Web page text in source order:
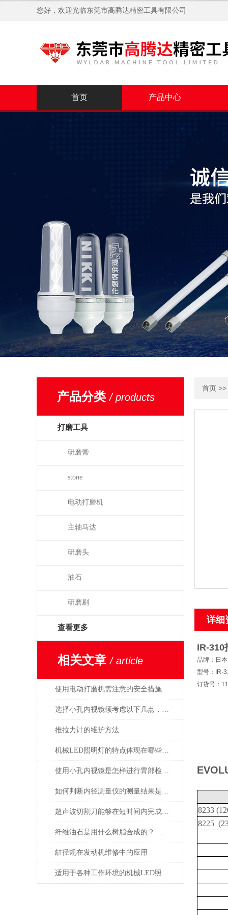
您好，欢迎光临东莞市高腾达精密工具有限公司
首页 产品中心
产品分类/ products
打磨工具
研磨膏
stone
电动打磨机
主轴马达
研磨头
油石
研磨刷
查看更多
相关文章/ article
使用电动打磨机需注意的安全措施
选择小孔内视镜须考虑以下几点，避免出错
推拉力计的维护方法
机械LED照明灯的特点体现在哪些方面？
使用小孔内视镜是怎样进行胃部检查的，会痛吗
如何判断内径测量仪的测量结果是否准确
超声波切割刀能够在短时间内完成高精度的切割操作
纤维油石是用什么树脂合成的？ 为什么这么贵？
缸径规在发动机维修中的应用
适用于各种工作环境的机械LED照明灯设计
首页 >>
详细
IR-310
品牌：日本
型号：IR-
订货号：
8233
8225